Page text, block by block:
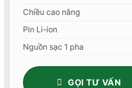
Chiều cao nâng
Pin Li-ion
Nguồn sạc 1 pha
GỌI TƯ VẤN